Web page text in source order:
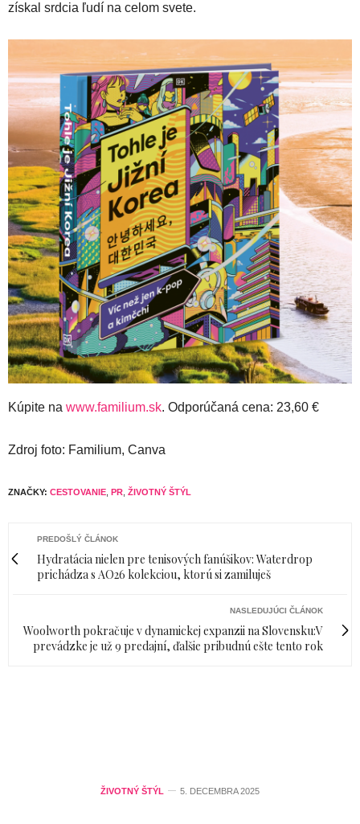
získal srdcia ľudí na celom svete.
Kúpite na www.familium.sk. Odporúčaná cena: 23,60 €
Zdroj foto: Familium, Canva
ZNAČKY: CESTOVANIE PR ŽIVOTNÝ ŠTÝL
PREDOŠLÝ ČLÁNOK
Hydratácia nielen pre tenisových fanúšikov: Waterdrop
prichádza s AO26 kolekciou, ktorú si zamiluješ
NASLEDUJÚCI ČLÁNOK
Woolworth pokračuje v dynamickej expanzii na Slovensku:V
prevádzke je už 9 predajní, ďalšie pribudnú ešte tento rok
ŽIVOTNÝ ŠTÝL 5. DECEMBRA 2025